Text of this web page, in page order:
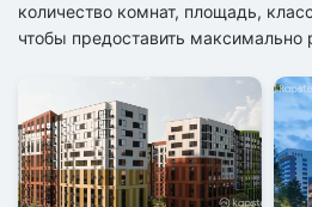
количество комнат, площадь,
чтобы предоставить максимально